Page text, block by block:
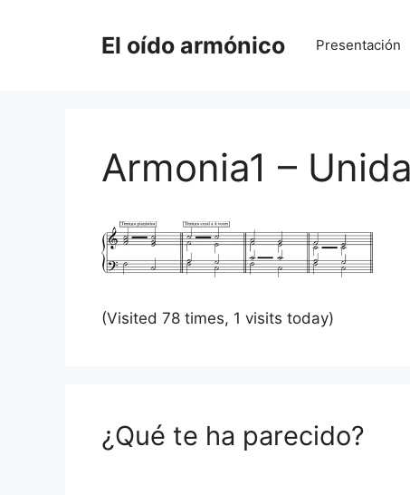
El oído armónico Presentación
Armonia1 –
(Visited 78 times, 1 visits today)
¿Qué te ha parecido?